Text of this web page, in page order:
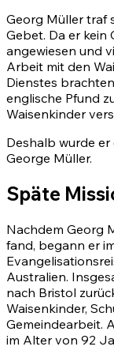
Georg Müller traf
Gebet. Da er kein
angewiesen und
Arbeit mit den
Dienstes
englische Pfund
Waisenkinder
Deshalb wurde
George Müller.
Späte
Nachdem Georg
fand, begann er
Australien.
nach Bristol
Waisenkinder,
Gemeindearbeit.
im Alter von 92